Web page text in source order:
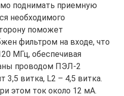
поднимать приемную
необходимого
поможет
фильтром на входе, что
МГц, обеспечивая
проводом ПЭЛ-2
витка, L2 – 4,5 витка.
этом ток около 12 мА.